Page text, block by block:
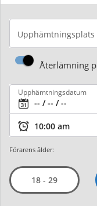
Upphämtningsplats
Återlämning
Upphämtningsdatum
Förarens ålder:
18 - 29